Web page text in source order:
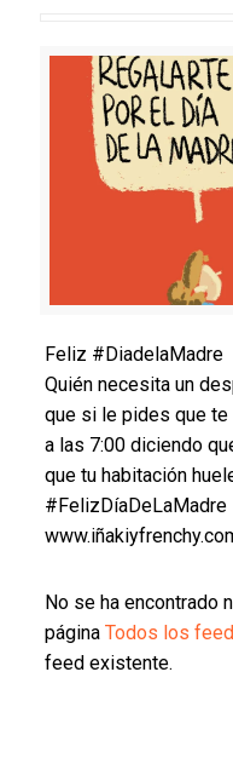
Feliz #DiadelaMadre
Quién necesita un
que si le pides que
a las 7:00 diciendo
que tu habitación
#FelizDíaDeLaMadre
No se ha encontrado
página Todos los
feed existente.